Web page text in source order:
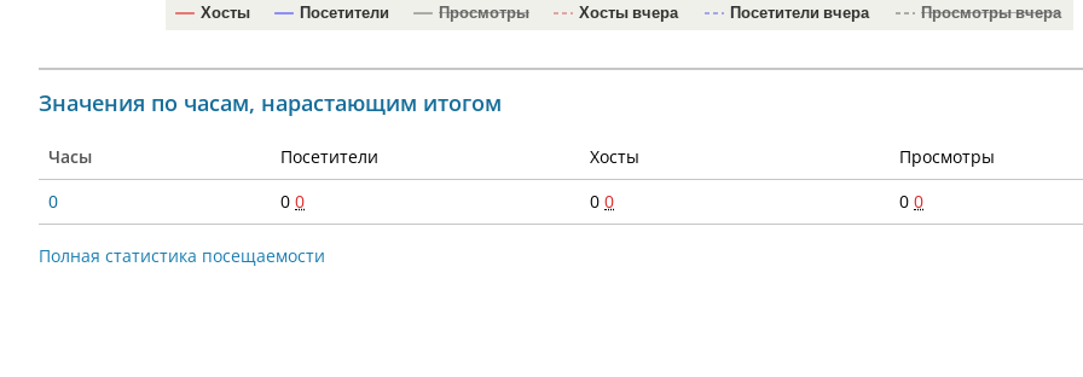
Хосты Посетители Просмотры Хосты вчера Посетители вчера Просмотры вчера
Значения по часам, нарастающим итогом
Часы Посетители Хосты
Просмотры
0
0 0 0 0 0 0
Полная статистика посещаемости